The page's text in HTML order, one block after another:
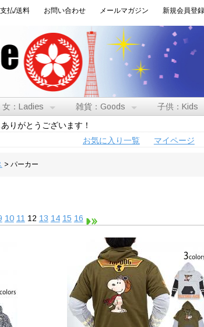
払/送料 お問い合わせ メールマガジン 新規会員登録
女：Ladies 雑貨：Goods 子供：Kids
りがとうございます！
お気に入り一覧
マイページ
> パーカー
10 11 12 13 14 15 16